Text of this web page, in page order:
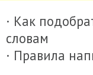
· Как
словам
· Правила